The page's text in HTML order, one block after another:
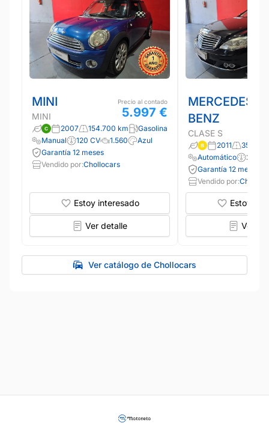
MINI
MINI
Precio al contado
5.997 €
2007 154.700 km
Gasolina
Manual
120 CV 1.560
Azul
Garantía 12 meses
Vendido por:Chollocars
Estoy interesado
Ver detalle
MERCEDES-
BENZ
CLASE S
2011
Automático
258
Garantía 12 meses
Vendido por:
Estoy
Ver
Ver catálogo de Chollocars